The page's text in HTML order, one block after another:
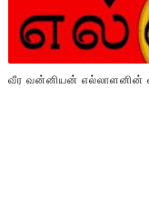
வீர வன்னியன் எல்லாளனின்